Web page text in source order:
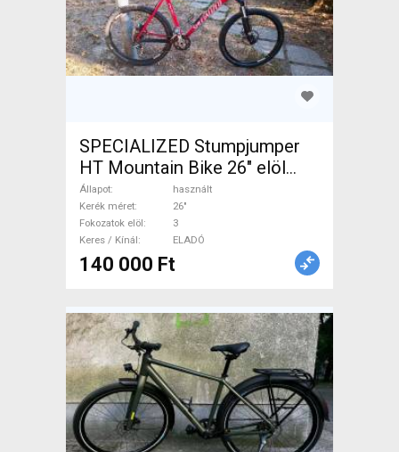
SPECIALIZED Stumpjumper
HT Mountain Bike 26" elöl
teleszkópos használt ELADÓ
Állapot
használt
Kerék méret
26"
Fokozatok elöl
3
Keres / Kínál
ELADÓ
140 000 Ft